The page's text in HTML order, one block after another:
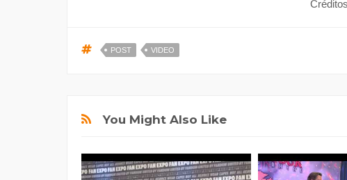
POST VIDEO
You Might Also Like